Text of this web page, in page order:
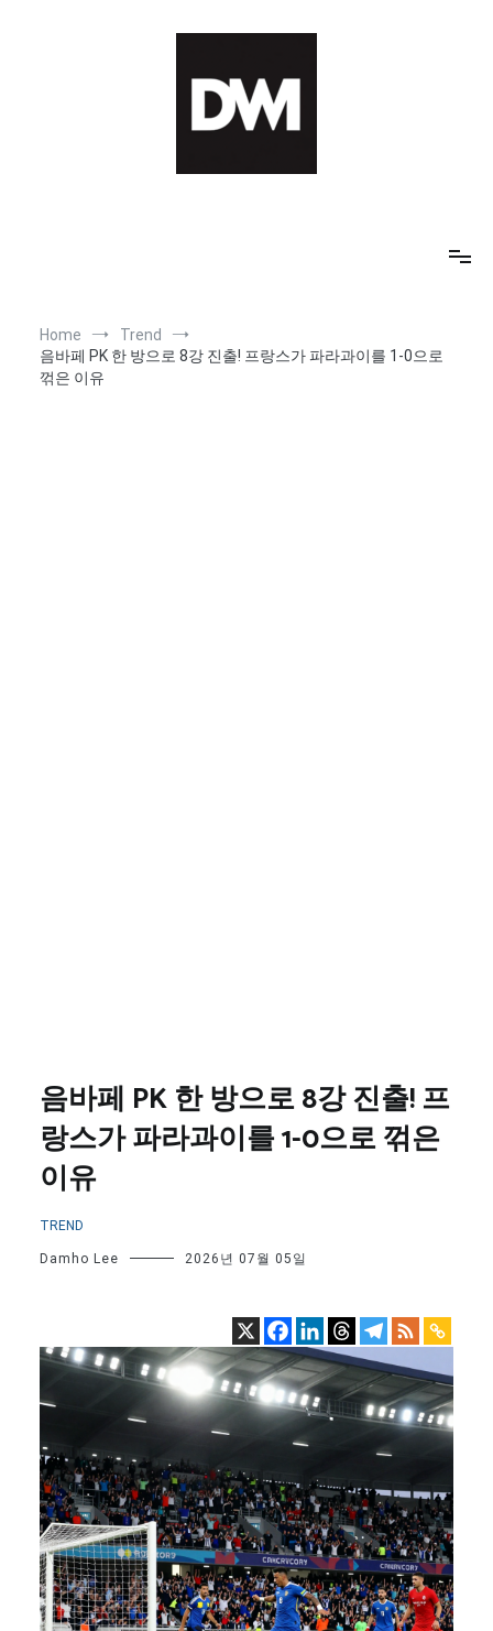
Home
Trend
음바페 PK 한 방으로 8강 진출! 프랑스가 파라과이를 1-0으로
꺾은 이유
음바페 PK 한 방으로 8강 진출! 프
랑스가 파라과이를 1-0으로 꺾은
이유
TREND
Damho Lee 2026년 07월 05일